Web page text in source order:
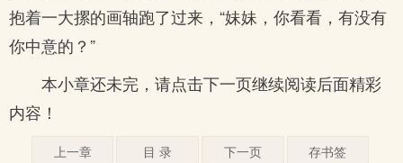
抱着一大摞的画轴跑了过来，“妹妹，你看看，有没有
你中意的？”
本小章还未完，请点击下一页继续阅读后面精彩
内容！
上一章 目 录 下一页 存书签